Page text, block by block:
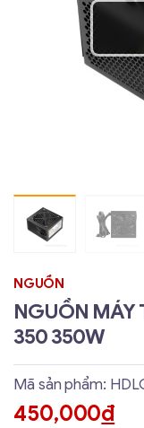
NGUỒN
NGUỒN MÁY
350 350W
Mã sản phẩm:
450,000đ